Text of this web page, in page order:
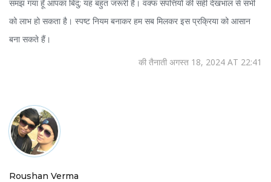
समझ गया हूँ आपका बिंदु; यह बहुत जरूरी है। वक्फ संपत्तियों की सही देखभाल से सभी
को लाभ हो सकता है। स्पष्ट नियम बनाकर हम सब मिलकर इस प्रक्रिया को आसान
बना सकते हैं।
की तैनाती अगस्त 18, 2024 AT 22:41
Roushan Verma